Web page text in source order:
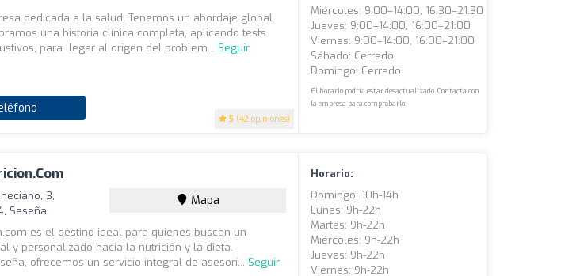
5 (42 opiniones)
dedicada a la salud. Tenemos un abordaje global
una historia clínica completa, aplicando tests
para llegar al origen del problem... Seguir
Miércoles: 9:00–14:00, 16:30–21:30
Jueves: 9:00–14:00, 16:00–21:00
Viernes: 9:00–14:00, 16:00–21:00
Sábado: Cerrado
Domingo: Cerrado
El horario podría estar desactualizado. Contacta con
la empresa para comprobarlo.
3,
Seseña
Mapa
es el destino ideal para quienes buscan un
y personalizado hacia la nutrición y la dieta.
ofrecemos un servicio integral de asesorí... Seguir
Horario:
Domingo: 10h-14h
Lunes: 9h-22h
Martes: 9h-22h
Miércoles: 9h-22h
Jueves: 9h-22h
Viernes: 9h-22h